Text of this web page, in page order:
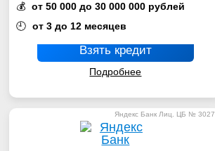
💰 от 50 000 до 30 000 000 рублей
🕘 от 3 до 12 месяцев
Взять кредит
Подробнее
Яндекс Банк Лиц. ЦБ № 3027